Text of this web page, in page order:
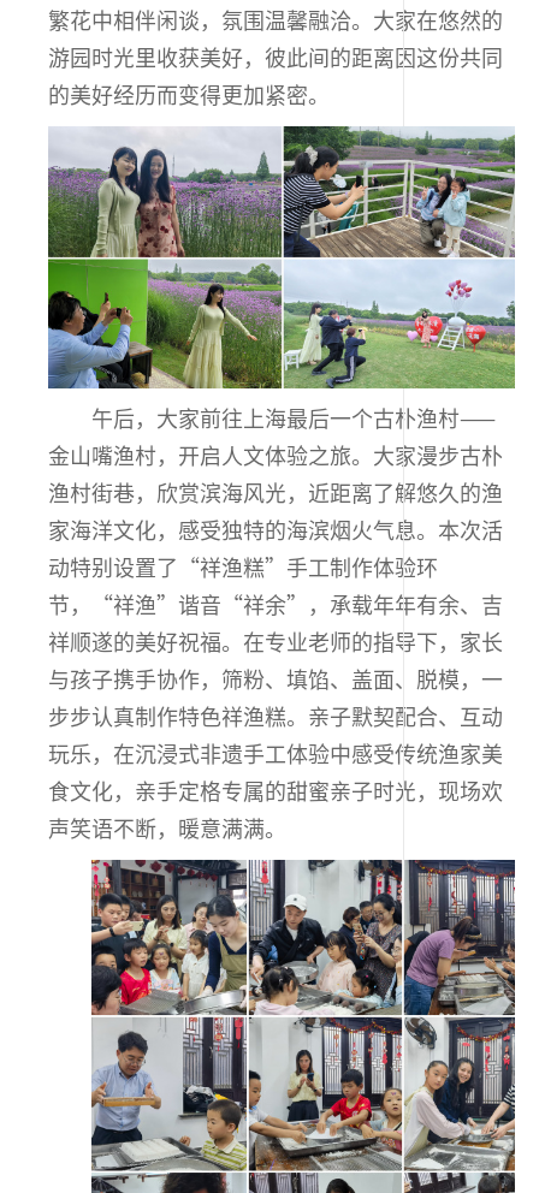
繁花中相伴闲谈，氛围温馨融洽。大家在悠然的
游园时光里收获美好，彼此间的距离因这份共同
的美好经历而变得更加紧密。
午后，大家前往上海最后一个古朴渔村——
金山嘴渔村，开启人文体验之旅。大家漫步古朴
渔村街巷，欣赏滨海风光，近距离了解悠久的渔
家海洋文化，感受独特的海滨烟火气息。本次活
动特别设置了“祥渔糕”手工制作体验环
节，“祥渔”谐音“祥余”，承载年年有余、吉
祥顺遂的美好祝福。在专业老师的指导下，家长
与孩子携手协作，筛粉、填馅、盖面、脱模，一
步步认真制作特色祥渔糕。亲子默契配合、互动
玩乐，在沉浸式非遗手工体验中感受传统渔家美
食文化，亲手定格专属的甜蜜亲子时光，现场欢
声笑语不断，暖意满满。